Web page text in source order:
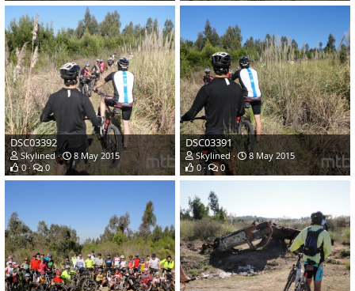
DSC03392
Skylined
8 May 2015
0
0
DSC03391
Skylined
8 May 2015
0
0